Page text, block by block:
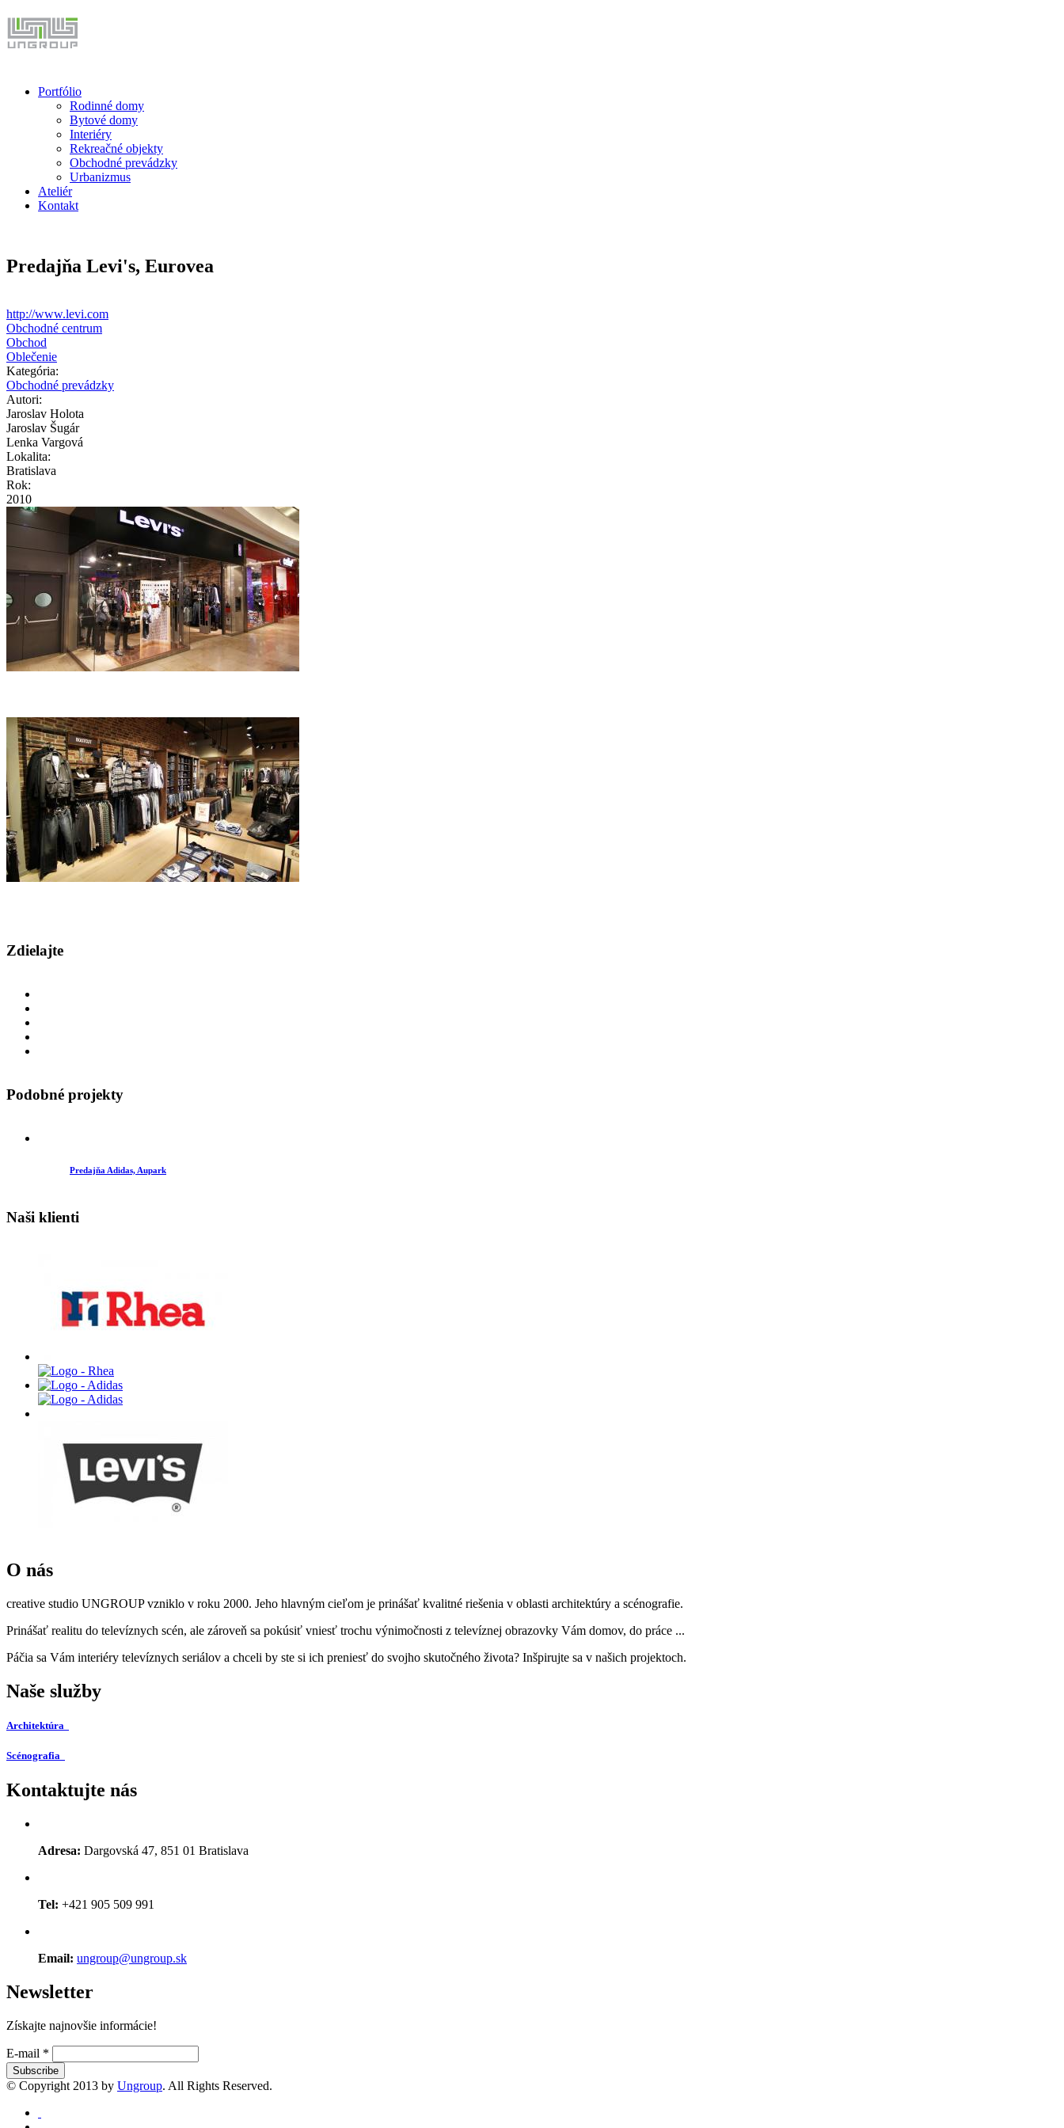
Skočiť na hlavný obsah
Portfólio
Rodinné domy
Bytové domy
Interiéry
Rekreačné objekty
Obchodné prevádzky
Urbanizmus
Ateliér
Kontakt
Predajňa Levi's, Eurovea
http://www.levi.com
Obchodné centrum
Obchod
Oblečenie
Kategória:
Obchodné prevádzky
Autori:
Jaroslav Holota
Jaroslav Šugár
Lenka Vargová
Lokalita:
Bratislava
Rok:
2010
levis-eurovea-010.jpg
levis-eurovea-001.jpg
levis-eurovea-003.jpg
levis-eurovea-004.jpg
levis-eurovea-008.jpg
Zdielajte
Podobné projekty
Predajňa Adidas, Aupark
Naši klienti
O nás
creative studio UNGROUP vzniklo v roku 2000. Jeho hlavným cieľom je prinášať kvalitné riešenia v oblasti architektúry a scénografie.
Prinášať realitu do televíznych scén, ale zároveň sa pokúsiť vniesť trochu výnimočnosti z televíznej obrazovky Vám domov, do práce ...
Páčia sa Vám interiéry televíznych seriálov a chceli by ste si ich preniesť do svojho skutočného života? Inšpirujte sa v našich projektoch.
Naše služby
Architektúra
Scénografia
Kontaktujte nás
Adresa: Dargovská 47, 851 01 Bratislava
Tel: +421 905 509 991
Email: ungroup@ungroup.sk
Newsletter
Získajte najnovšie informácie!
E-mail *
© Copyright 2013 by Ungroup. All Rights Reserved.